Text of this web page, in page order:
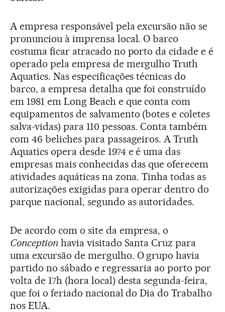
A empresa responsável pela excursão não se
pronunciou à imprensa local. O barco
costuma ficar atracado no porto da cidade e é
operado pela empresa de mergulho Truth
Aquatics. Nas especificações técnicas do
barco, a empresa detalha que foi construído
em 1981 em Long Beach e que conta com
equipamentos de salvamento (botes e coletes
salva-vidas) para 110 pessoas. Conta também
com 46 beliches para passageiros. A Truth
Aquatics opera desde 1974 e é uma das
empresas mais conhecidas das que oferecem
atividades aquáticas na zona. Tinha todas as
autorizações exigidas para operar dentro do
parque nacional, segundo as autoridades.
De acordo com o site da empresa, o
Conceptionhavia visitado Santa Cruz para
uma excursão de mergulho. O grupo havia
partido no sábado e regressaria ao porto por
volta de 17h (hora local) desta segunda-feira,
que foi o feriado nacional do Dia do Trabalho
nos EUA.